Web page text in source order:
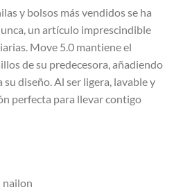
y bolsos más vendidos se ha
un artículo imprescindible
Move 5.0 mantiene el
de su predecesora, añadiendo
diseño. Al ser ligera, lavable y
perfecta para llevar contigo
nailon